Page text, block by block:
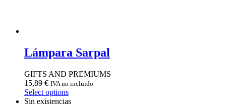
Lámpara Sarpal
GIFTS AND PREMIUMS
15,89 € IVA no incluido
Select options
Sin existencias